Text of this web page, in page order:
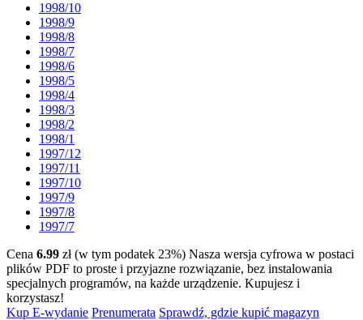
1998/10
1998/9
1998/8
1998/7
1998/6
1998/5
1998/4
1998/3
1998/2
1998/1
1997/12
1997/11
1997/10
1997/9
1997/8
1997/7
Cena 6.99 zł (w tym podatek 23%) Nasza wersja cyfrowa w postaci
plików PDF to proste i przyjazne rozwiązanie, bez instalowania
specjalnych programów, na każde urządzenie. Kupujesz i
korzystasz!
Kup E-wydanie Prenumerata Sprawdź, gdzie kupić magazyn